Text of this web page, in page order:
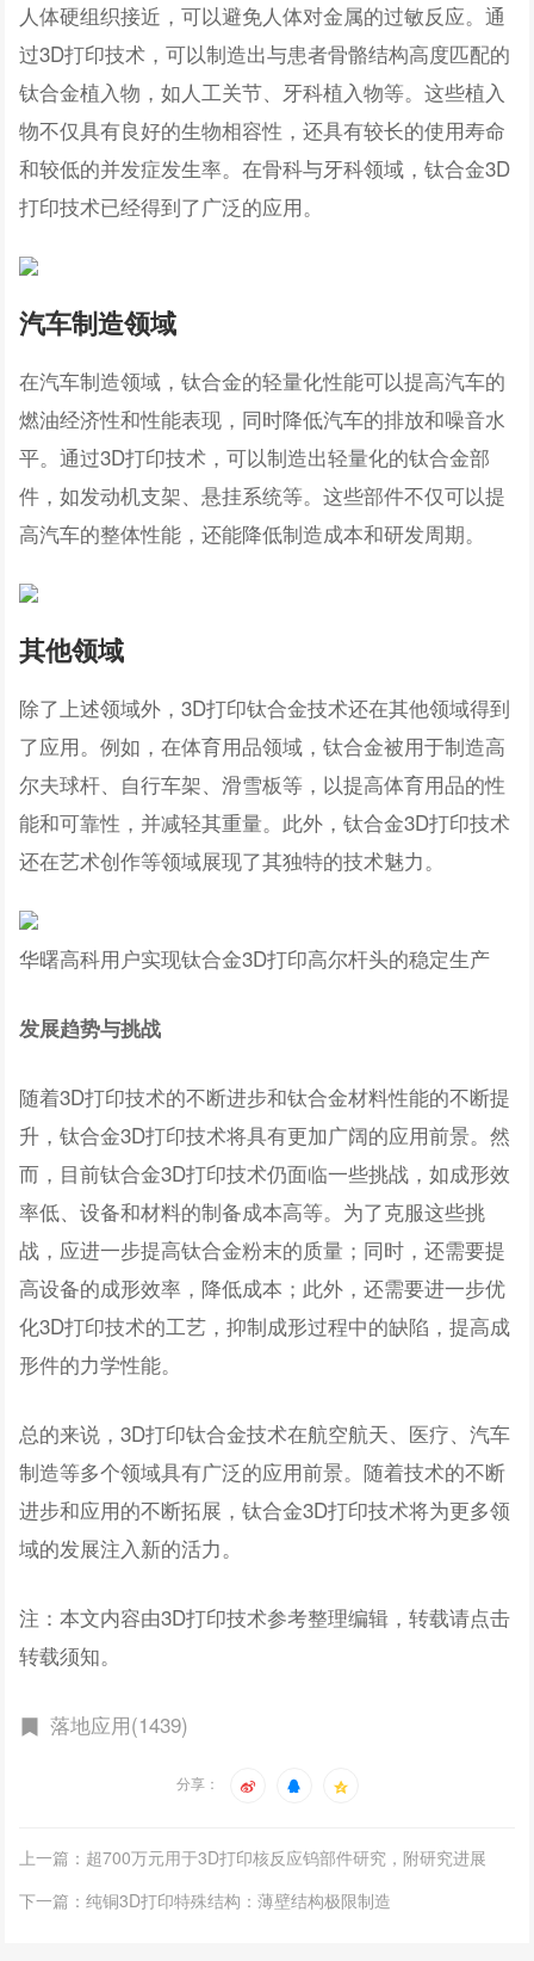
人体硬组织接近，可以避免人体对金属的过敏反应。通
过3D打印技术，可以制造出与患者骨骼结构高度匹配的
钛合金植入物，如人工关节、牙科植入物等。这些植入
物不仅具有良好的生物相容性，还具有较长的使用寿命
和较低的并发症发生率。在骨科与牙科领域，钛合金3D
打印技术已经得到了广泛的应用。
汽车制造领域
在汽车制造领域，钛合金的轻量化性能可以提高汽车的
燃油经济性和性能表现，同时降低汽车的排放和噪音水
平。通过3D打印技术，可以制造出轻量化的钛合金部
件，如发动机支架、悬挂系统等。这些部件不仅可以提
高汽车的整体性能，还能降低制造成本和研发周期。
其他领域
除了上述领域外，3D打印钛合金技术还在其他领域得到
了应用。例如，在体育用品领域，钛合金被用于制造高
尔夫球杆、自行车架、滑雪板等，以提高体育用品的性
能和可靠性，并减轻其重量。此外，钛合金3D打印技术
还在艺术创作等领域展现了其独特的技术魅力。
华曙高科用户实现钛合金3D打印高尔杆头的稳定生产
发展趋势与挑战
随着3D打印技术的不断进步和钛合金材料性能的不断提
升，钛合金3D打印技术将具有更加广阔的应用前景。然
而，目前钛合金3D打印技术仍面临一些挑战，如成形效
率低、设备和材料的制备成本高等。为了克服这些挑
战，应进一步提高钛合金粉末的质量；同时，还需要提
高设备的成形效率，降低成本；此外，还需要进一步优
化3D打印技术的工艺，抑制成形过程中的缺陷，提高成
形件的力学性能。
总的来说，3D打印钛合金技术在航空航天、医疗、汽车
制造等多个领域具有广泛的应用前景。随着技术的不断
进步和应用的不断拓展，钛合金3D打印技术将为更多领
域的发展注入新的活力。
注：本文内容由3D打印技术参考整理编辑，转载请点击
转载须知。
落地应用(1439)
分享：
上一篇：超700万元用于3D打印核反应钨部件研究，附研究进展
下一篇：纯铜3D打印特殊结构：薄壁结构极限制造